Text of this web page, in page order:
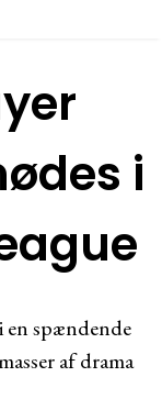
i
en spændende
af drama